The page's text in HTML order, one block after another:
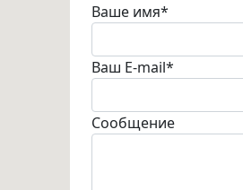
Ваше имя*
Ваш E-mail*
Сообщение